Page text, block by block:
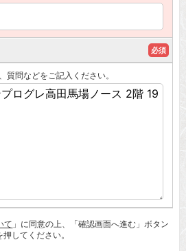
必須
問などをご記入ください。
て 」に同意の上、「確認画面へ進む」ボタン
押してください。